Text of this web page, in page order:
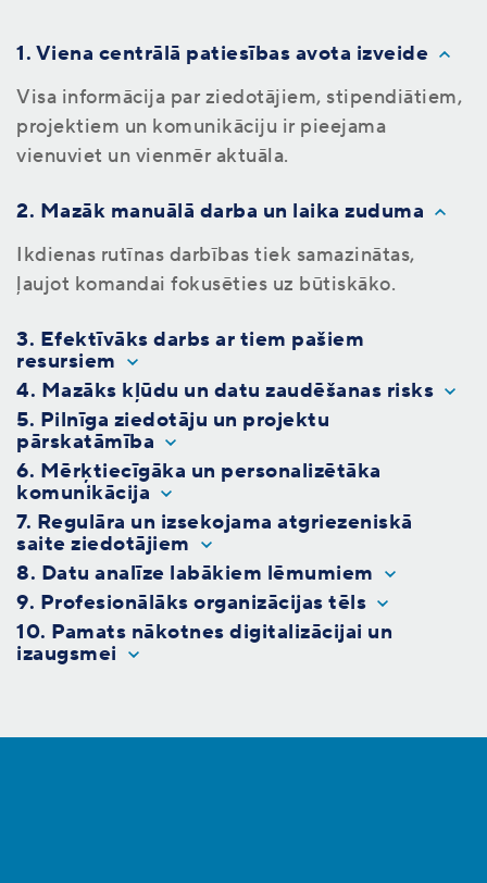
1. Viena centrālā patiesības avota izveide
Visa informācija par ziedotājiem, stipendiātiem,
projektiem un komunikāciju ir pieejama
vienuviet un vienmēr aktuāla.
2. Mazāk manuālā darba un laika zuduma
Ikdienas rutīnas darbības tiek samazinātas,
ļaujot komandai fokusēties uz būtiskāko.
3. Efektīvāks darbs ar tiem pašiem
resursiem
4. Mazāks kļūdu un datu zaudēšanas risks
5. Pilnīga ziedotāju un projektu
pārskatāmība
6. Mērķtiecīgāka un personalizētāka
komunikācija
7. Regulāra un izsekojama atgriezeniskā
saite ziedotājiem
8. Datu analīze labākiem lēmumiem
9. Profesionālāks organizācijas tēls
10. Pamats nākotnes digitalizācijai un
izaugsmei